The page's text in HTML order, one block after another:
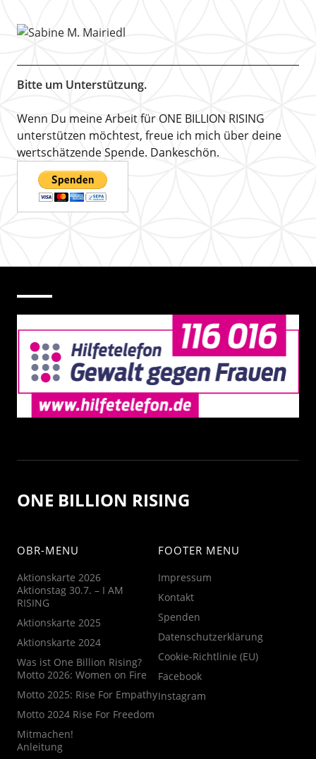
Bitte um Unterstützung.
Wenn Du meine Arbeit für ONE BILLION RISING
unterstützen möchtest, freue ich mich über deine
wertschätzende Spende. Dankeschön.
ONE BILLION RISING
OBR-MENU
Aktionskarte 2026
Aktionstag 30.7. – I AM
RISING
Aktionskarte 2025
Aktionskarte 2024
Was ist One Billion Rising?
Motto 2026: Women on Fire
Motto 2025: Rise For Empathy
Motto 2024 Rise For Freedom
Mitmachen!
Anleitung
FOOTER MENU
Impressum
Kontakt
Spenden
Datenschutzerklärung
Cookie-Richtlinie (EU)
Facebook
Instagram